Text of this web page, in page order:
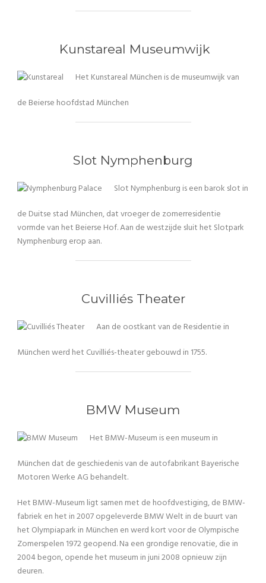
Kunstareal Museumwijk
Het Kunstareal München is de museumwijk van
de Beierse hoofdstad München
Slot Nymphenburg
Slot Nymphenburg is een barok slot in
de Duitse stad München, dat vroeger de zomerresidentie
vormde van het Beierse Hof. Aan de westzijde sluit het Slotpark
Nymphenburg erop aan.
Cuvilliés Theater
Aan de oostkant van de Residentie in
München werd het Cuvilliés-theater gebouwd in 1755.
BMW Museum
Het BMW-Museum is een museum in
München dat de geschiedenis van de autofabrikant Bayerische
Motoren Werke AG behandelt.
Het BMW-Museum ligt samen met de hoofdvestiging, de BMW-
fabriek en het in 2007 opgeleverde BMW Welt in de buurt van
het Olympiapark in München en werd kort voor de Olympische
Zomerspelen 1972 geopend. Na een grondige renovatie, die in
2004 begon, opende het museum in juni 2008 opnieuw zijn
deuren.